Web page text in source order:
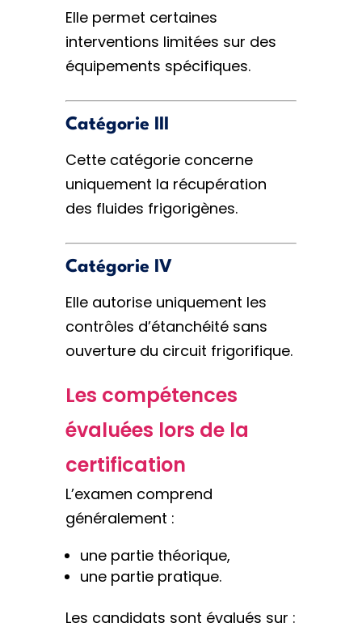
Elle permet certaines
interventions limitées sur des
équipements spécifiques.
Catégorie III
Cette catégorie concerne
uniquement la récupération
des fluides frigorigènes.
Catégorie IV
Elle autorise uniquement les
contrôles d’étanchéité sans
ouverture du circuit frigorifique.
Les compétences
évaluées lors de la
certification
L’examen comprend
généralement :
une partie théorique,
une partie pratique.
Les candidats sont évalués sur :